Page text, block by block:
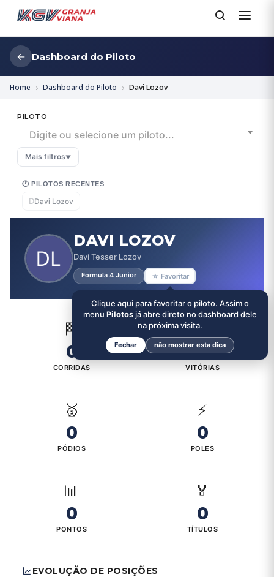
← Dashboard do Piloto
Home Dashboard do Piloto Davi Lozov
PILOTO
Digite ou selecione um piloto...
Mais filtros▼
🕐 PILOTOS RECENTES
DDavi Lozov
DAVI LOZOV
Davi Tesser Lozov
Formula 4 Junior ☆ Favoritar
🏁
0
CORRIDAS
🏆
0
VITÓRIAS
🥇
0
PÓDIOS
⚡
0
POLES
📊
0
PONTOS
🏅
0
TÍTULOS
EVOLUÇÃO DE POSIÇÕES
Clique aqui para favoritar o piloto. Assim o
menu Pilotos já abre direto no dashboard dele
na próxima visita.
Fechar não mostrar esta dica